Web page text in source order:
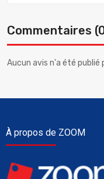
Commentaires
Aucun avis n'a été publié
À propos de ZOOM